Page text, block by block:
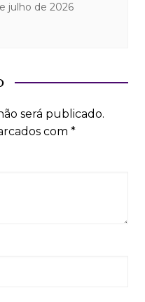
julho de 2026
será publicado.
com *